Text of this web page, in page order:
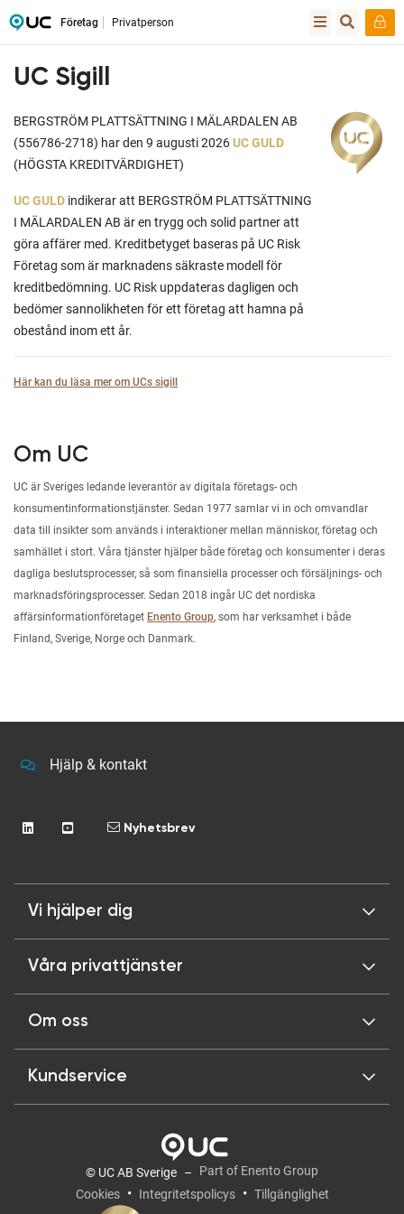
Företag Privatperson
UC Sigill
BERGSTRÖM PLATTSÄTTNING I MÄLARDALEN AB
(556786-2718) har den 9 augusti 2026UC GULD
(HÖGSTA KREDITVÄRDIGHET)
UC GULD indikerar att BERGSTRÖM PLATTSÄTTNING
I MÄLARDALEN AB är en trygg och solid partner att
göra affärer med. Kreditbetyget baseras på UC Risk
Företag som är marknadens säkraste modell för
kreditbedömning. UC Risk uppdateras dagligen och
bedömer sannolikheten för ett företag att hamna på
obestånd inom ett år.
Här kan du läsa mer om UCs sigill
Om UC
UC är Sveriges ledande leverantör av digitala företags- och
konsumentinformationstjänster. Sedan 1977 samlar vi in och omvandlar
data till insikter som används i interaktioner mellan människor, företag och
samhället i stort. Våra tjänster hjälper både företag och konsumenter i deras
dagliga beslutsprocesser, så som finansiella processer och försäljnings- och
marknadsföringsprocesser. Sedan 2018 ingår UC det nordiska
affärsinformationföretaget Enento Group, som har verksamhet i både
Finland, Sverige, Norge och Danmark.
Hjälp & kontakt
Nyhetsbrev
Vi hjälper dig
Våra privattjänster
Om oss
Kundservice
© UC AB Sverige
Part of Enento Group
Cookies
Integritetspolicys Tillgänglighet